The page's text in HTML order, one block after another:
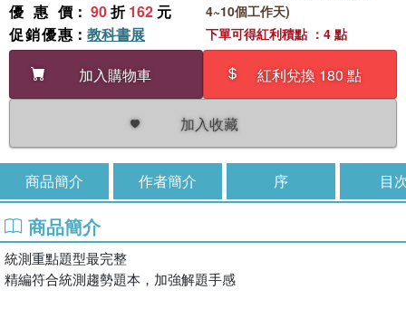
優惠價 ： 90折162 元
促銷優惠 ： 教科書展
加入購物車
紅利兌換 180 點
加入收藏
4~10個工作天)
下單可得紅利積點 ：4 點
商品簡介 作者簡介 序 目
商品簡介
統測重點題型最完整
精編符合統測趨勢題本，加強解題手感